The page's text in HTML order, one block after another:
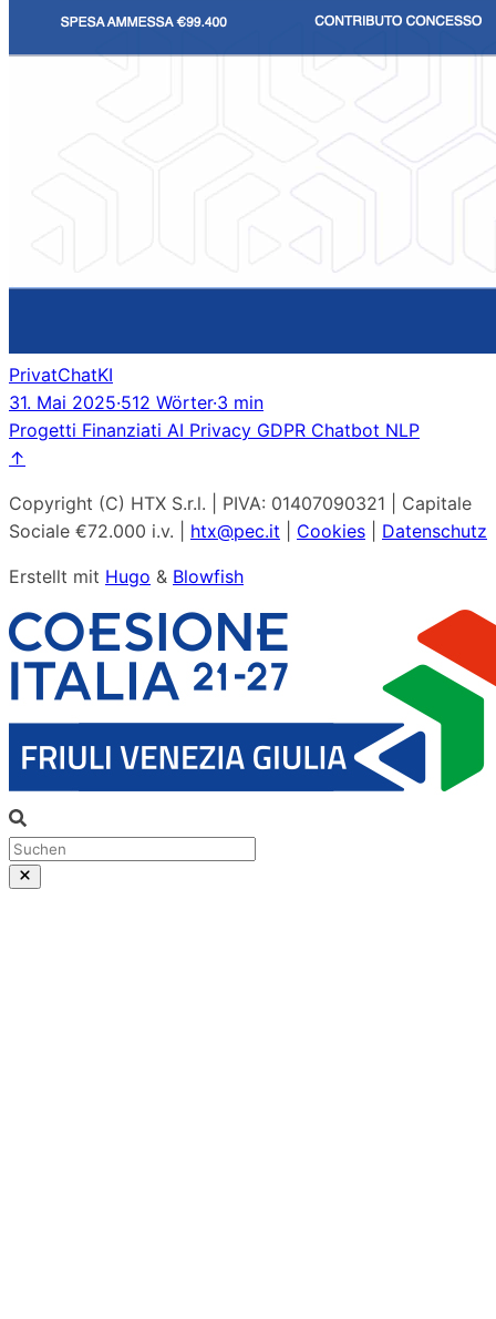
PrivatChatKI
31. Mai 2025·512 Wörter·3 min
Progetti Finanziati AI Privacy GDPR Chatbot NLP
↑
Copyright (C) HTX S.r.l. | PIVA: 01407090321 | Capitale
Sociale €72.000 i.v. | htx@pec.it Cookies Datenschutz
Erstellt mit Hugo & Blowfish